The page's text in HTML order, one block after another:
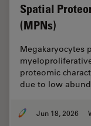
Spatial
(MPNs)
Megakaryocytes
proteomic
due to low
Jun 18, 2026